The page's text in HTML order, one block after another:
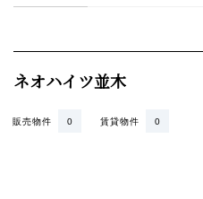
ネオハイツ並木
賃貸物件 0
販売物件 0